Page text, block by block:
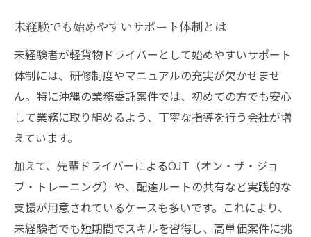
未経験でも始めやすいサポート体制とは
未経験者が軽貨物ドライバーとして始めやすいサポート
体制には、研修制度やマニュアルの充実が欠かせませ
ん。特に沖縄の業務委託案件では、初めての方でも安心
して業務に取り組めるよう、丁寧な指導を行う会社が増
えています。
加えて、先輩ドライバーによるOJT（オン・ザ・ジョ
ブ・トレーニング）や、配達ルートの共有など実践的な
支援が用意されているケースも多いです。これにより、
未経験者でも短期間でスキルを習得し、高単価案件に挑